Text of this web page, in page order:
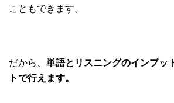
こともできます。
だから、 単語とリスニングのインプッ
トで行えます。